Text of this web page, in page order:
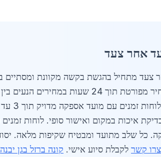
אחר צעד
צרו קשר לקבלת סיוע אישי. קונה ברזל בגן יבנה